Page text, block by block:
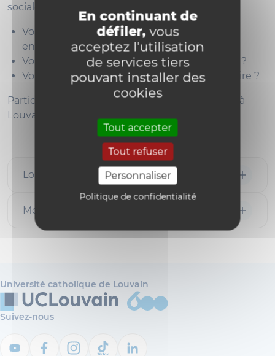
En continuant de
défiler,vous
acceptez l'utilisation
de services tiers
pouvant installer des
cookies
Tout accepter
Tout refuser
Personnaliser
Politique de confidentialité
sociales et en sciences économiques.
Vous souhaitez suivre un master en
enseignement ?
Vous entrez dans les conditions d’admission ?
Vous avez des questions avant de vous inscrire ?
Participez à l'une de nos séances d'information à
Louvain-la-Neuve ou à Mons.
Louvain-la-Neuve
Mons (programmes à horaire décalé)
Université catholique de Louvain
Suivez-nous